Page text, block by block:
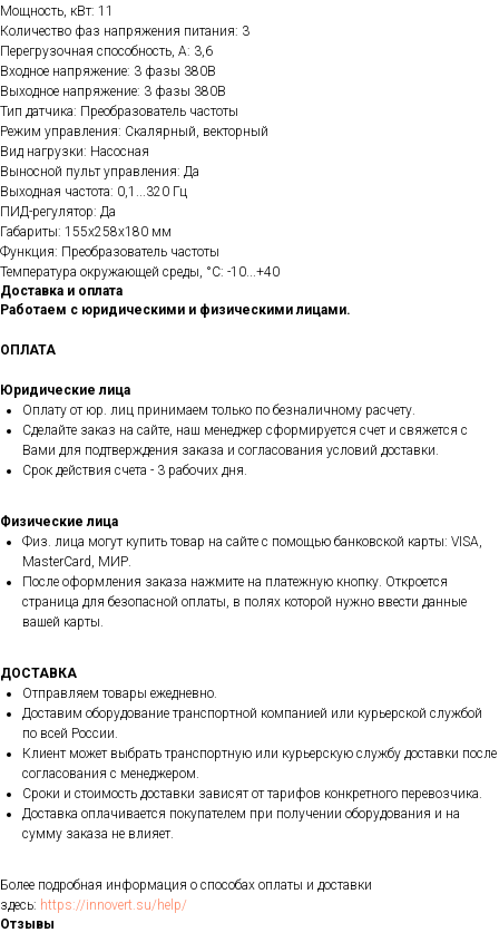
Мощность, кВт: 11
Количество фаз напряжения питания: 3
Перегрузочная способность, А: 3,6
Входное напряжение: 3 фазы 380В
Выходное напряжение: 3 фазы 380В
Тип датчика: Преобразователь частоты
Режим управления: Скалярный, векторный
Вид нагрузки: Насосная
Выносной пульт управления: Да
Выходная частота: 0,1...320 Гц
ПИД-регулятор: Да
Габариты: 155х258х180 мм
Функция: Преобразователь частоты
Температура окружающей среды, °C: -10...+40
Доставка и оплата
Работаем с юридическими и физическими лицами.
ОПЛАТА
Юридические лица
Оплату от юр. лиц принимаем только по безналичному расчету.
Сделайте заказ на сайте, наш менеджер сформируется счет и свяжется с
Вами для подтверждения заказа и согласования условий доставки.
Срок действия счета - 3 рабочих дня.
Физические лица
Физ. лица могут купить товар на сайте с помощью банковской карты: VISA,
MasterCard, МИР.
После оформления заказа нажмите на платежную кнопку. Откроется
страница для безопасной оплаты, в полях которой нужно ввести данные
вашей карты.
ДОСТАВКА
Отправляем товары ежедневно.
Доставим оборудование транспортной компанией или курьерской службой
по всей России.
Клиент может выбрать транспортную или курьерскую службу доставки после
согласования с менеджером.
Сроки и стоимость доставки зависят от тарифов конкретного перевозчика.
Доставка оплачивается покупателем при получении оборудования и на
сумму заказа не влияет.
Более подробная информация о способах оплаты и доставки
здесь: https://innovert.su/help/
Отзывы